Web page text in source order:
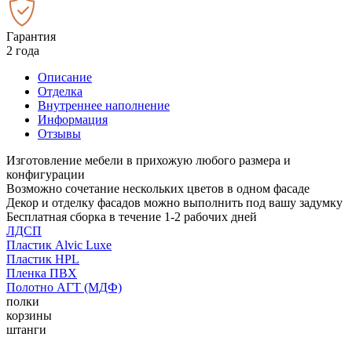
Гарантия
2 года
Описание
Отделка
Внутреннее наполнение
Информация
Отзывы
Изготовление мебели в прихожую любого размера и
конфигурации
Возможно сочетание нескольких цветов в одном фасаде
Декор и отделку фасадов можно выполнить под вашу задумку
Бесплатная сборка в течение 1-2 рабочих дней
ЛДСП
Пластик Alvic Luxe
Пластик HPL
Пленка ПВХ
Полотно АГТ (МДФ)
полки
корзины
штанги